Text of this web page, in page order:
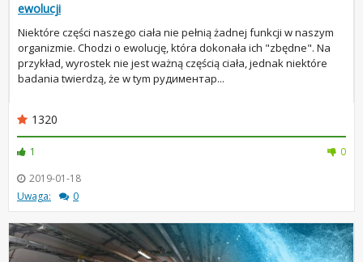
ewolucji
Niektóre części naszego ciała nie pełnią żadnej funkcji w naszym
organizmie. Chodzi o ewolucję, która dokonała ich "zbędne". Na
przykład, wyrostek nie jest ważną częścią ciała, jednak niektóre
badania twierdzą, że w tym рудиментар...
1320
1
0
2019-01-18
Uwaga:
0